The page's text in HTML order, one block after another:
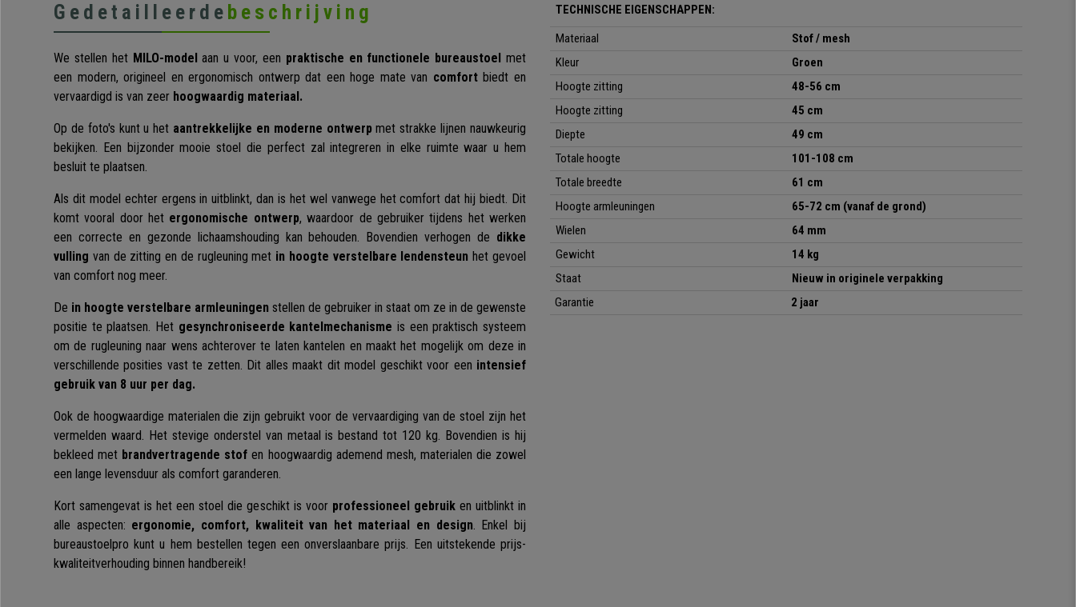
Gedetailleerde beschrijving
We stellen het MILO-modelaan u voor, een praktische en functionele bureaustoel met
een modern, origineel en ergonomisch ontwerp dat een hoge mate van comfortbiedt en
vervaardigd is van zeer hoogwaardig materiaal.
Op de foto's kunt u het aantrekkelijke en moderne ontwerp met strakke lijnen nauwkeurig
bekijken. Een bijzonder mooie stoel die perfect zal integreren in elke ruimte waar u hem
besluit te plaatsen.
Als dit model echter ergens in uitblinkt, dan is het wel vanwege het comfort dat hij biedt. Dit
komt vooral door het ergonomische ontwerp, waardoor de gebruiker tijdens het werken
een correcte en gezonde lichaamshouding kan behouden. Bovendien verhogen de dikke
vulling van de zitting en de rugleuning met in hoogte verstelbare lendensteun het gevoel
van comfort nog meer.
De in hoogte verstelbare armleuningen stellen de gebruiker in staat om ze in de gewenste
positie te plaatsen. Het gesynchroniseerde kantelmechanismeis een praktisch systeem
om de rugleuning naar wens achterover te laten kantelen en maakt het mogelijk om deze in
verschillende posities vast te zetten. Dit alles maakt dit model geschikt voor een intensief
gebruik van 8 uur per dag.
Ook de hoogwaardige materialen die zijn gebruikt voor de vervaardiging van de stoel zijn het
vermelden waard. Het stevige onderstel van metaal is bestand tot 120 kg. Bovendien is hij
bekleed met brandvertragende stof en hoogwaardig ademend mesh, materialen die zowel
een lange levensduur als comfort garanderen.
Kort samengevat is het een stoel die geschikt is voor professioneel gebruiken uitblinkt in
alle aspecten: ergonomie, comfort, kwaliteit van het materiaal en design. Enkel bij
bureaustoelpro kunt u hem bestellen tegen een onverslaanbare prijs. Een uitstekende prijs-
kwaliteitverhouding binnen handbereik!
TECHNISCHE EIGENSCHAPPEN:
Materiaal
Stof / mesh
Kleur
Groen
Hoogte zitting
48-56 cm
Hoogte zitting
45 cm
Diepte
49 cm
Totale hoogte
101-108 cm
Totale breedte
61 cm
Hoogte armleuningen
65-72 cm (vanaf de grond)
Wielen
64 mm
Gewicht
14 kg
Staat
Nieuw in originele verpakking
Garantie
2 jaar